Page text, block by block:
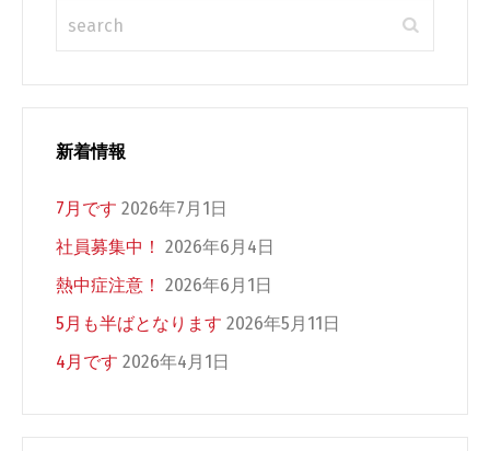
新着情報
7月です 2026年7月1日
社員募集中！ 2026年6月4日
熱中症注意！ 2026年6月1日
5月も半ばとなります 2026年5月11日
4月です 2026年4月1日